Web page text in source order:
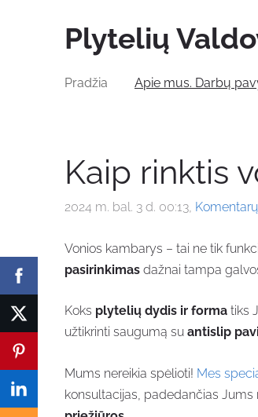
Plytelių
Pradžia Apie mus. Darbų
Kaip rinktis
2024 m. bal. 3 d. 00:13,
Vonios kambarys – tai ne tik
pasirinkimas dažnai tampa
Koks plytelių dydis ir forma tiks
užtikrinti saugumą su antislip
Mums nereikia spėlioti! Mes
konsultacijas, padedančias